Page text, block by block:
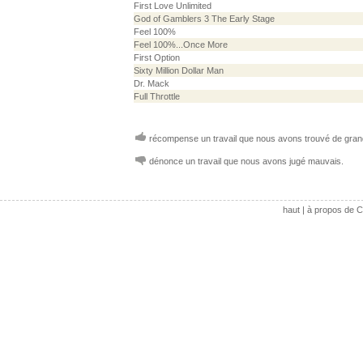
First Love Unlimited
God of Gamblers 3 The Early Stage
Feel 100%
Feel 100%...Once More
First Option
Sixty Million Dollar Man
Dr. Mack
Full Throttle
récompense un travail que nous avons trouvé de
dénonce un travail que nous avons jugé mauvais.
haut| à propos de